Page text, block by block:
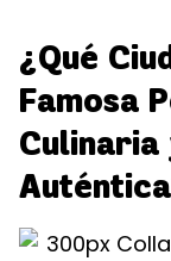
¿Qué
Famosa
Culinaria